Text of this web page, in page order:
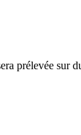
prélevée sur